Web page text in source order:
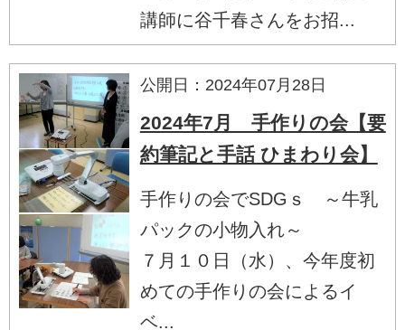
講師に谷千春さんをお招...
公開日：2024年07月28日
2024年7月 手作りの会【要
約筆記と手話 ひまわり会】
手作りの会でSDGｓ ～牛乳
パックの小物入れ～
７月１０日（水）、今年度初
めての手作りの会によるイ
ベ...